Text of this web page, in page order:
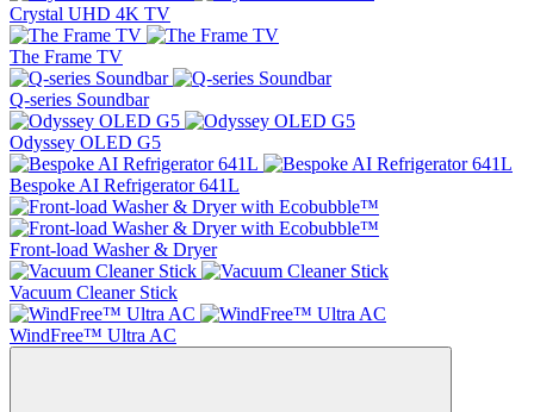
Crystal UHD 4K TV
The Frame TV
Q-series Soundbar
Odyssey OLED G5
Bespoke AI Refrigerator 641L
Front-load Washer & Dryer
Vacuum Cleaner Stick
WindFree™ Ultra AC